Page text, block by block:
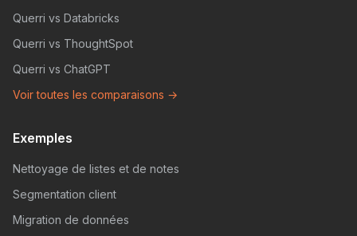
Querri vs Databricks
Querri vs ThoughtSpot
Querri vs ChatGPT
Voir toutes les comparaisons →
Exemples
Nettoyage de listes et de notes
Segmentation client
Migration de données